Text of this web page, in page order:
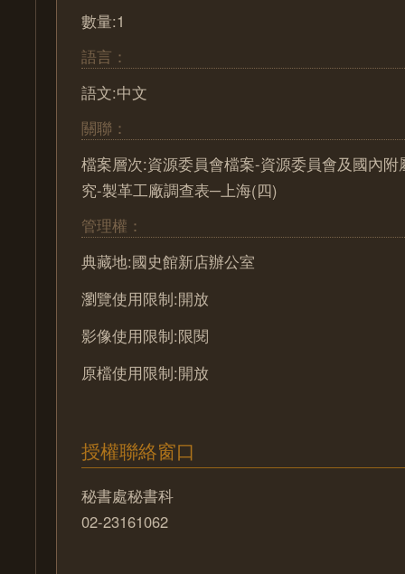
數量:1
語言：
語文:中文
關聯：
檔案層次:資源委員會檔案-資源委員會及國內
究-製革工廠調查表─上海(四)
管理權：
典藏地:國史館新店辦公室
瀏覽使用限制:開放
影像使用限制:限閱
原檔使用限制:開放
授權聯絡窗口
秘書處秘書科
02-23161062